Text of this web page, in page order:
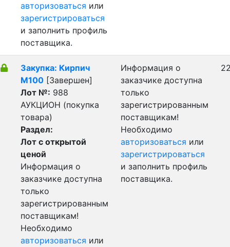
авторизоваться или
зарегистрироваться
и заполнить профиль
поставщика.
Закупка: Кирпич
М100 [Завершен]
Лот №: 988
АУКЦИОН (покупка
товара)
Раздел:
Лот с открытой
ценой
Информация о
заказчике доступна
только
зарегистрированным
поставщикам!
Необходимо
авторизоваться или
Информация о
заказчике доступна
только
зарегистрированным
поставщикам!
Необходимо
авторизоваться или
зарегистрироваться
и заполнить профиль
поставщика.